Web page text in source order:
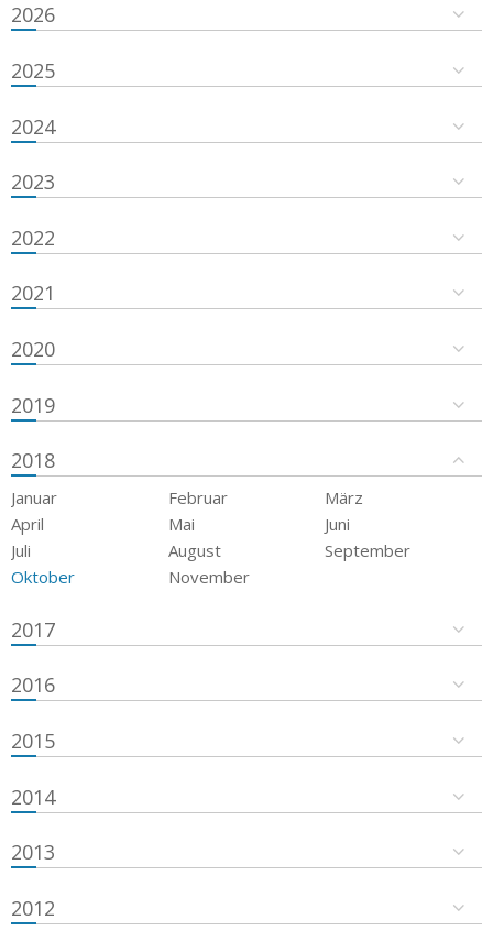
2026
2025
2024
2023
2022
2021
2020
2019
2018
Januar Februar
März
April
Mai
Juni
Juli
August
September
Oktober
November
2017
2016
2015
2014
2013
2012